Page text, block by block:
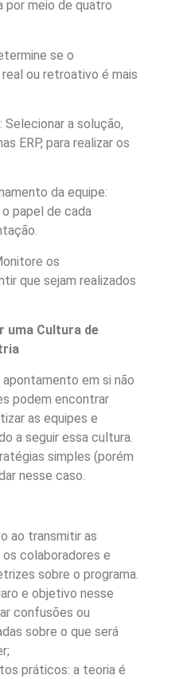
por meio de quatro
se o
ou retroativo é mais
a solução,
ERP, para realizar os
da equipe:
papel de cada
os
que sejam realizados
uma Cultura de
em si não
podem encontrar
as equipes e
a seguir essa cultura.
simples (porém
nesse caso.
ao transmitir as
colaboradores e
sobre o programa.
e objetivo nesse
confusões ou
sobre o que será
práticos: a teoria é